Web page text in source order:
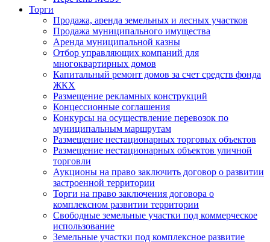
Торги
Продажа, аренда земельных и лесных участков
Продажа муниципального имущества
Аренда муниципальной казны
Отбор управляющих компаний для
многоквартирных домов
Капитальный ремонт домов за счет средств фонда
ЖКХ
Размещение рекламных конструкций
Концессионные соглашения
Конкурсы на осуществление перевозок по
муниципальным маршрутам
Размещение нестационарных торговых объектов
Размещение нестационарных объектов уличной
торговли
Аукционы на право заключить договор о развитии
застроенной территории
Торги на право заключения договора о
комплексном развитии территории
Свободные земельные участки под коммерческое
использование
Земельные участки под комплексное развитие